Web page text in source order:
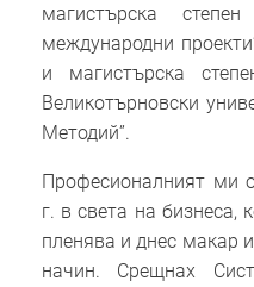
магистърска
международни
и магистърска
Великотърновски
Методий”.
Професионалният ми
г. в света на бизнеса,
пленява и днес макар
начин. Срещнах